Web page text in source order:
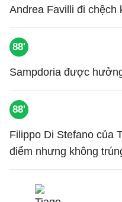
Andrea Favilli đi chệch
88'
Sampdoria được
88'
Filippo Di Stefano của
điểm nhưng không